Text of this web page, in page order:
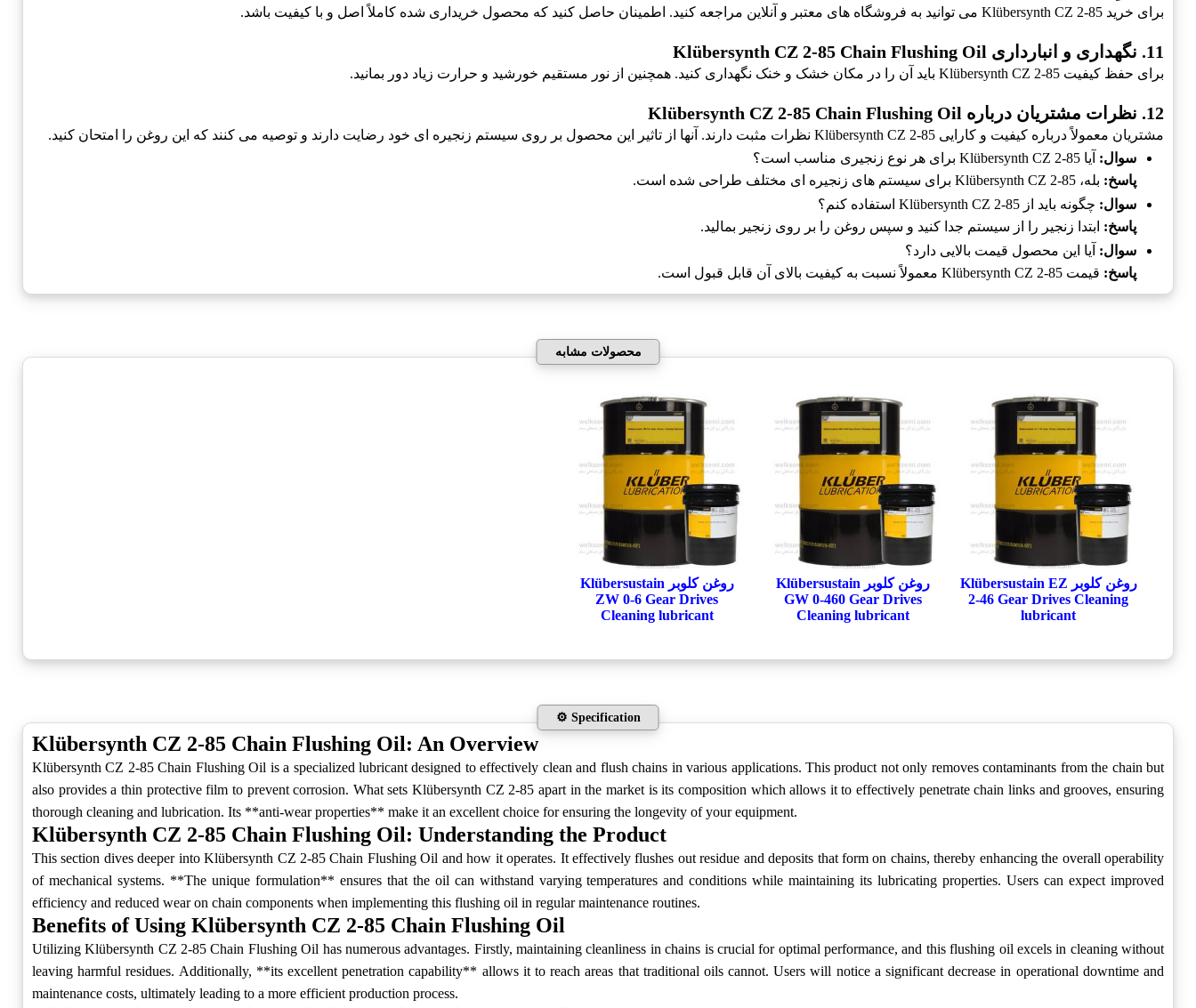
برای خرید Klübersynth CZ 2-85 می توانید به فروشگاه های معتبر و آنلاین مراجعه کنید. اطمینان حاصل کنید که محصول خریداری شده کاملاً اصل و با کیفیت باشد.
11. نگهداری و انبارداری Klübersynth CZ 2-85 Chain Flushing Oil
برای حفظ کیفیت Klübersynth CZ 2-85 باید آن را در مکان خشک و خنک نگهداری کنید. همچنین از نور مستقیم خورشید و حرارت زیاد دور بمانید.
12. نظرات مشتریان درباره Klübersynth CZ 2-85 Chain Flushing Oil
مشتریان معمولاً درباره کیفیت و کارایی Klübersynth CZ 2-85 نظرات مثبت دارند. آنها از تاثیر این محصول بر روی سیستم زنجیره ای خود رضایت دارند و توصیه می کنند که این روغن را امتحان کنید.
سوال: آیا Klübersynth CZ 2-85 برای هر نوع زنجیری مناسب است؟
پاسخ: بله، Klübersynth CZ 2-85 برای سیستم های زنجیره ای مختلف طراحی شده است.
سوال: چگونه باید از Klübersynth CZ 2-85 استفاده کنم؟
پاسخ: ابتدا زنجیر را از سیستم جدا کنید و سپس روغن را بر روی زنجیر بمالید.
سوال: آیا این محصول قیمت بالایی دارد؟
پاسخ: قیمت Klübersynth CZ 2-85 معمولاً نسبت به کیفیت بالای آن قابل قبول است.
محصولات مشابه
روغن کلوبر Klübersustain EZ
2-46 Gear Drives Cleaning
lubricant
روغن کلوبر Klübersustain
GW 0-460 Gear Drives
Cleaning lubricant
روغن کلوبر Klübersustain
ZW 0-6 Gear Drives
Cleaning lubricant
⚙️ Specification
Klübersynth CZ 2-85 Chain Flushing Oil: An Overview
Klübersynth CZ 2-85 Chain Flushing Oil is a specialized lubricant designed to effectively clean and flush chains in various applications. This product not only removes contaminants from the chain but
also provides a thin protective film to prevent corrosion. What sets Klübersynth CZ 2-85 apart in the market is its composition which allows it to effectively penetrate chain links and grooves, ensuring
thorough cleaning and lubrication. Its **anti-wear properties** make it an excellent choice for ensuring the longevity of your equipment.
Klübersynth CZ 2-85 Chain Flushing Oil: Understanding the Product
This section dives deeper into Klübersynth CZ 2-85 Chain Flushing Oil and how it operates. It effectively flushes out residue and deposits that form on chains, thereby enhancing the overall operability
of mechanical systems. **The unique formulation** ensures that the oil can withstand varying temperatures and conditions while maintaining its lubricating properties. Users can expect improved
efficiency and reduced wear on chain components when implementing this flushing oil in regular maintenance routines.
Benefits of Using Klübersynth CZ 2-85 Chain Flushing Oil
Utilizing Klübersynth CZ 2-85 Chain Flushing Oil has numerous advantages. Firstly, maintaining cleanliness in chains is crucial for optimal performance, and this flushing oil excels in cleaning without
leaving harmful residues. Additionally, **its excellent penetration capability** allows it to reach areas that traditional oils cannot. Users will notice a significant decrease in operational downtime and
maintenance costs, ultimately leading to a more efficient production process.